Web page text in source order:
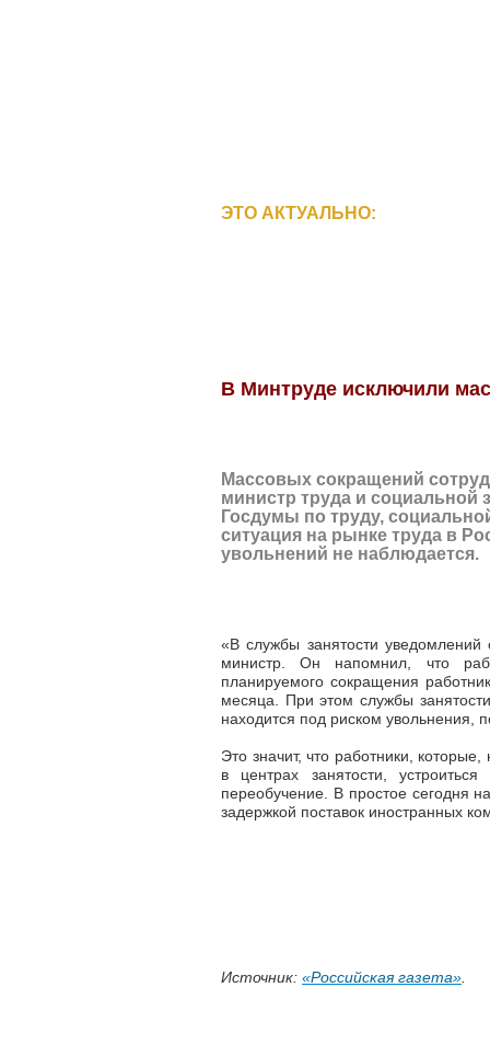
ЭТО АКТУАЛЬНО:
В Минтруде исключили
Массовых сокращений
министр труда и социальной
Госдумы по труду,
ситуация на рынке труда в
увольнений не наблюдается.
«В службы занятости
министр. Он напомнил, что
планируемого сокращения
месяца. При этом службы
находится под риском увольнения,
Это значит, что работники,
в центрах занятости,
переобучение. В простое сегодня
задержкой поставок иностранных
Источник: «Российская газета».